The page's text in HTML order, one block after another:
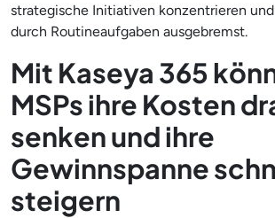
strategische Initiativen konzentrieren
durch Routineaufgaben ausgebremst.
Mit Kaseya 365
MSPs ihre Kosten
senken und ihre
Gewinnspanne
steigern